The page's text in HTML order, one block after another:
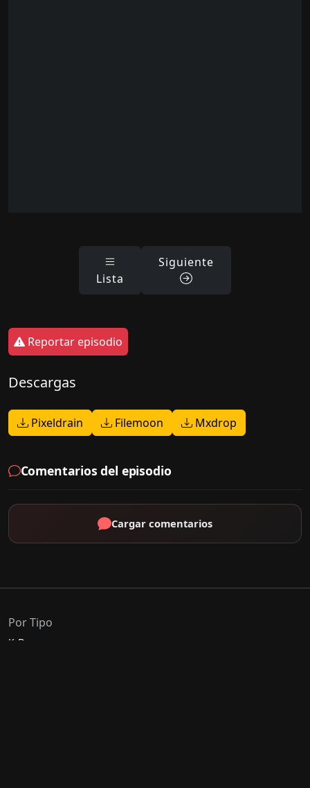
Lista
Siguiente
Reportar episodio
Descargas
Pixeldrain Filemoon Mxdrop
Comentarios del episodio
Cargar comentarios
Por Tipo
K-Drama